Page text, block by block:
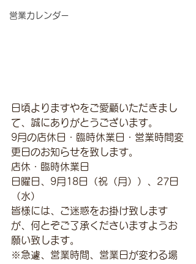
営業カレンダー
日頃よりますやをご愛顧いただきまし
て、誠にありがとうございます。
9月の店休日・臨時休業日・営業時間変
更日のお知らせを致します。
店休・臨時休業日
日曜日、9月18日（祝（月））、27日
（水）
皆様には、ご迷惑をお掛け致します
が、何とぞご了承くださいますようお
願い致します。
※急遽、営業時間、営業日が変わる場